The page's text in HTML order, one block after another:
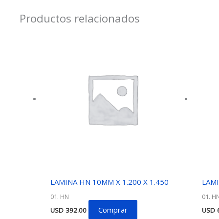
Productos relacionados
LAMINA HN 10MM X 1.200 X 1.450
01. HN
USD 392.00 Comprar
01.
USD